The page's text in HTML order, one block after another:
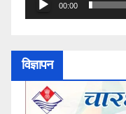
00:00
विज्ञापन